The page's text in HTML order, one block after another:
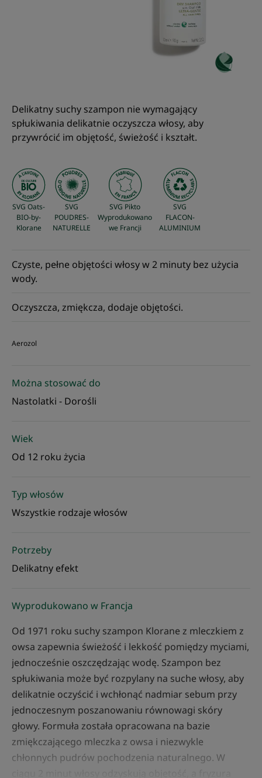
Delikatny suchy szampon nie wymagający
spłukiwania delikatnie oczyszcza włosy, aby
przywrócić im objętość, świeżość i kształt.
SVG Oats-
BIO-by-
Klorane
SVG
POUDRES-
NATURELLE
SVG Pikto
Wyprodukowano
we Francji
SVG
FLACON-
ALUMINIUM
Czyste, pełne objętości włosy w 2 minuty bez użycia
wody.
Oczyszcza, zmiękcza, dodaje objętości.
Aerozol
Można stosować do
Nastolatki - Dorośli
Wiek
Od 12 roku życia
Typ włosów
Wszystkie rodzaje włosów
Potrzeby
Delikatny efekt
Wyprodukowano w Francja
Od 1971 roku suchy szampon Klorane z mleczkiem z
owsa zapewnia świeżość i lekkość pomiędzy myciami,
jednocześnie oszczędzając wodę. Szampon bez
spłukiwania może być rozpylany na suche włosy, aby
delikatnie oczyścić i wchłonąć nadmiar sebum przy
jednoczesnym poszanowaniu równowagi skóry
głowy. Formuła została opracowana na bazie
zmiękczającego mleczka z owsa i niezwykle
chłonnych pudrów pochodzenia naturalnego. W